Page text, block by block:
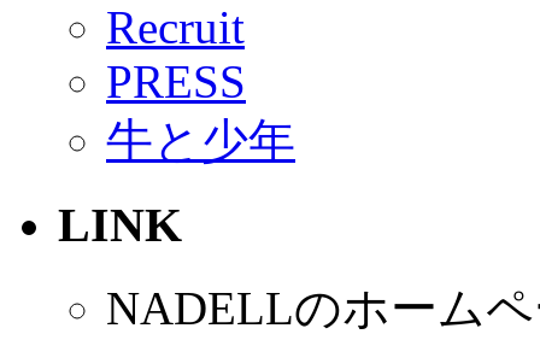
Recruit
PRESS
牛と少年
LINK
NADELLのホーム